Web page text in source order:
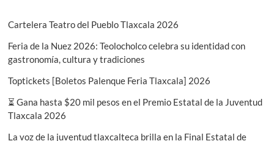
Cartelera Teatro del Pueblo Tlaxcala 2026
Feria de la Nuez 2026: Teolocholco celebra su identidad con
gastronomía, cultura y tradiciones
Toptickets [Boletos Palenque Feria Tlaxcala] 2026
⏳ Gana hasta $20 mil pesos en el Premio Estatal de la Juventud
Tlaxcala 2026
La voz de la juventud tlaxcalteca brilla en la Final Estatal de